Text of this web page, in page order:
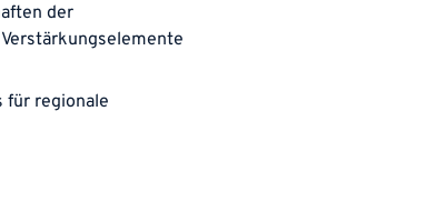
der
für regionale